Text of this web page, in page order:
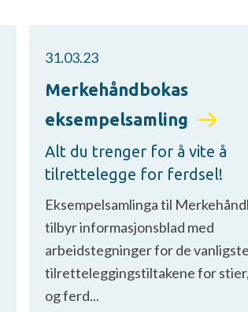
31.03.23
Merkehåndbokas
eksempelsamling
Alt du trenger for å vite å
tilrettelegge for ferdsel!
Eksempelsamlinga til
tilbyr informasjonsblad med
arbeidstegninger for de vanligste
tilretteleggingstiltakene for
og ferd...